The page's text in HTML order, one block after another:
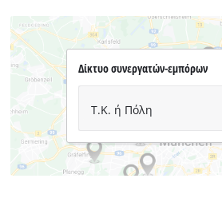
Δίκτυο συνεργατών-εμπόρων
Τ.Κ. ή Πόλη